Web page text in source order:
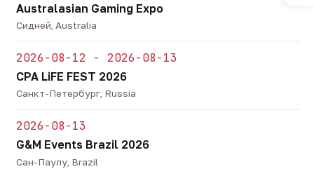
Australasian Gaming Expo
Сидней, Australia
2026-08-12 - 2026-08-13
CPA LiFE FEST 2026
Санкт-Петербург, Russia
2026-08-13
G&M Events Brazil 2026
Сан-Паулу, Brazil